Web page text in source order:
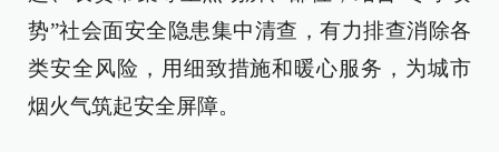
势”社会面安全隐患集中清查，有力排查消除各
类安全风险，用细致措施和暖心服务，为城市
烟火气筑起安全屏障。